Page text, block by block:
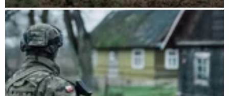
Pobierz załącznik
Otwórz załącznik #SilneWparcie w rejonie przygranicznym